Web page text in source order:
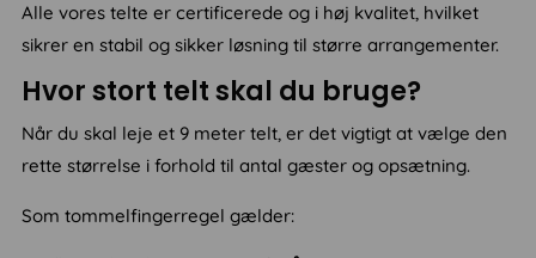
Alle vores telte er certificerede og i høj kvalitet, hvilket
sikrer en stabil og sikker løsning til større arrangementer.
Hvor stort telt skal du bruge?
Når du skal leje et 9 meter telt, er det vigtigt at vælge den
rette størrelse i forhold til antal gæster og opsætning.
Som tommelfingerregel gælder: